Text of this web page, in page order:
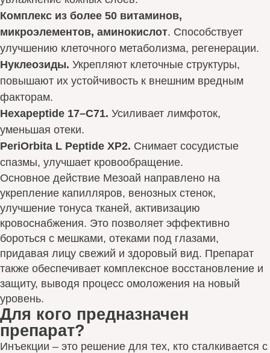
Комплекс из более 50 витаминов,
микроэлементов, аминокислот. Способствует
улучшению клеточного метаболизма, регенерации.
Нуклеозиды. Укрепляют клеточные структуры,
повышают их устойчивость к внешним вредным
факторам.
Hexapeptide 17–C71. Усиливает лимфоток,
уменьшая отеки.
PeriOrbita L Peptide ХР2. Снимает сосудистые
спазмы, улучшает кровообращение.
Основное действие Мезоай направлено на
укрепление капилляров, венозных стенок,
улучшение тонуса тканей, активизацию
кровоснабжения. Это позволяет эффективно
бороться с мешками, отеками под глазами,
придавая лицу свежий и здоровый вид. Препарат
также обеспечивает комплексное восстановление и
защиту, выводя процесс омоложения на новый
уровень.
Для кого предназначен
препарат?
Инъекции – это решение для тех, кто сталкивается с